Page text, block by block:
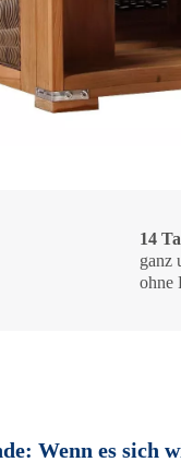
14
ganz
ohne
Wenn es sich